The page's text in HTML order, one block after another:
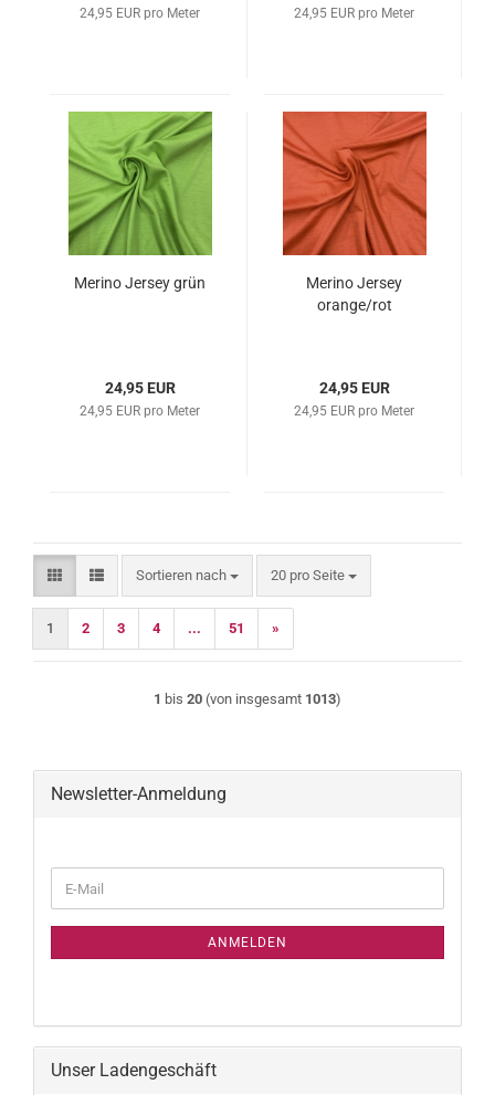
24,95 EUR pro Meter 24,95 EUR pro Meter
Merino Jersey grün
24,95 EUR
24,95 EUR pro Meter
Merino Jersey
orange/rot
24,95 EUR
24,95 EUR pro Meter
Sortieren nach
Sortieren nach 20 pro Seite
pro Seite
1 2 3 4 ... 51 »
1 bis 20 (von insgesamt 1013)
Newsletter-Anmeldung
ZUR
E-
Mail
ANMELDEN
Unser Ladengeschäft